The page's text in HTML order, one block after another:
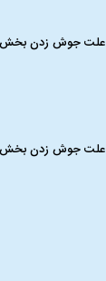
علت جوش زدن
علت جوش زدن